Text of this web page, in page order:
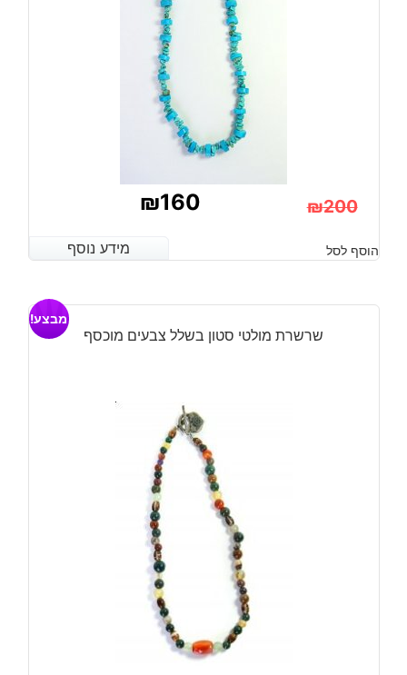
₪200
המקורי
היה:
₪200.
₪160
הנוכחי
הוא:
₪160.
מידע נוסף הוסף לסל מידע נוסף
שרשרת מולטי סטון בשלל צבעים מוכסף
מבצע!